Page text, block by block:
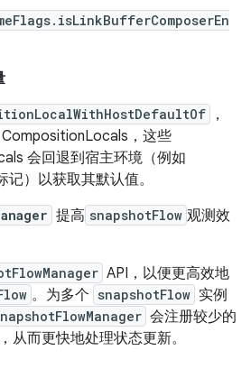
，
，这些
会回退到宿主环境（例如
记）以获取其默认值。
提高 snapshotFlow 观测效
API，以便更高效地
。为多个 snapshotFlow 实例
会注册较少的
从而更快地处理状态更新。